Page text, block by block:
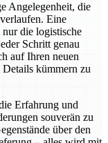
Angelegenheit, die
Eine
die logistische
Schritt genau
auf Ihren neuen
kümmern zu
Erfahrung und
souverän zu
über den